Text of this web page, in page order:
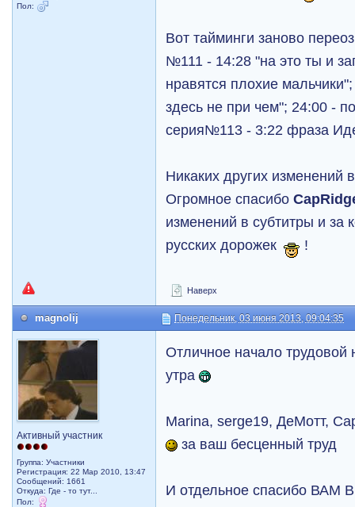
Пол:
Вот тайминги заново
№111 - 14:28 "на это ты и
нравятся плохие
здесь не при чем"; 24:00 -
серия№113 - 3:22 фраза
Никаких других изменений
Огромное спасибо
изменений в субтитры и за
русских дорожек
!
Наверх
magnolij Понедельник, 03 июня 2013, 09:04:35
Активный участник
Группа: Участники
Регистрация: 22 Мар 2010, 13:47
Сообщений: 1661
Откуда: Где - то тут...
Пол:
Отличное начало трудовой
утра
Marina, serge19, ДеМотт,
за ваш бесценный труд
И отдельное спасибо